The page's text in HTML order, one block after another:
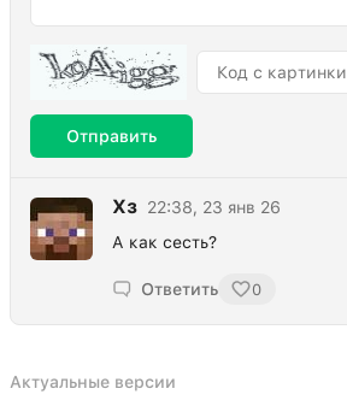
Отправить
Хз 22:38, 23 янв 26
А как сесть?
Ответить 0
Актуальные версии